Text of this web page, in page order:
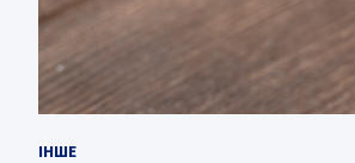
ІНШЕ